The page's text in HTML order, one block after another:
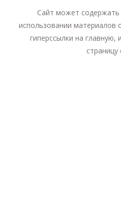
Сайт может
использовании материалов
гиперссылки на
страницу